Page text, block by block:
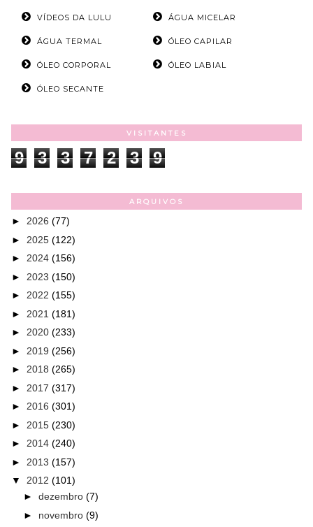
VÍDEOS DA LULU ÁGUA MICELAR
ÁGUA TERMAL ÓLEO CAPILAR
ÓLEO CORPORAL ÓLEO LABIAL
ÓLEO SECANTE
VISITANTES
9 3 3 7 2 3 9
ARQUIVOS
► 2026 (77)
► 2025 (122)
► 2024 (156)
► 2023 (150)
► 2022 (155)
► 2021 (181)
► 2020 (233)
► 2019 (256)
► 2018 (265)
► 2017 (317)
► 2016 (301)
► 2015 (230)
► 2014 (240)
► 2013 (157)
▼ 2012 (101)
► dezembro (7)
► novembro (9)